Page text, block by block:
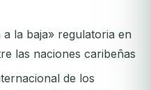
la baja» regulatoria en
las naciones caribeñas
de los